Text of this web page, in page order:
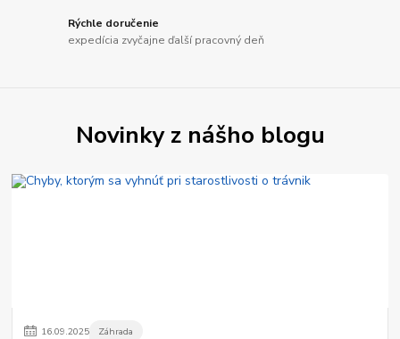
Rýchle doručenie
expedícia zvyčajne ďalší pracovný deň
Novinky z nášho blogu
16.09.2025 Záhrada